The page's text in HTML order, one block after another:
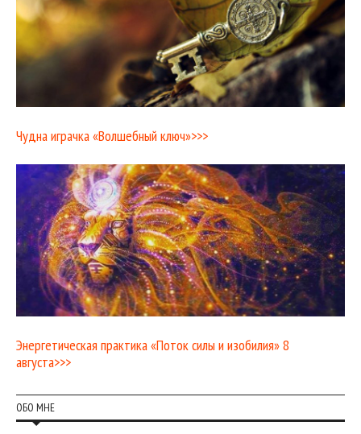
Чудна играчка «Волшебный ключ»>>>
Энергетическая практика «Поток силы и изобилия» 8
августа>>>
ОБО МНЕ